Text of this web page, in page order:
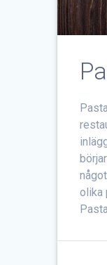
olika
Pasta